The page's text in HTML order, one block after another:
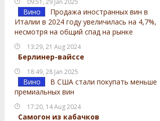
09:51, 29 Jan 2025
Вино
Продажа иностранных вин в
Италии в 2024 году увеличилась на 4,7%,
несмотря на общий спад на рынке
13:29, 21 Aug 2024
Берлинер-вайссе
18:49, 28 Jan 2025
Вино
В США стали покупать меньше
премиальных вин
17:20, 14 Aug 2024
Самогон из кабачков